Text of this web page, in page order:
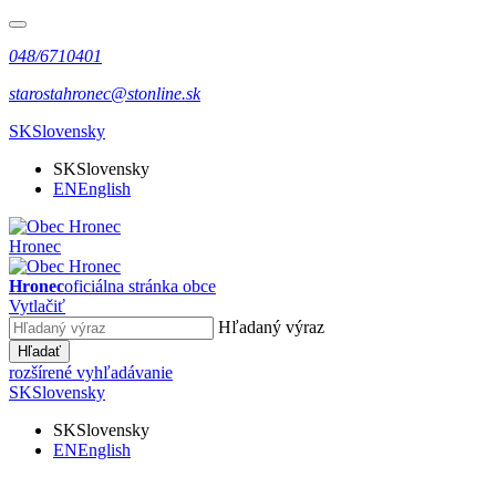
048/6710401
starostahronec@stonline.sk
SKSlovensky
SKSlovensky
ENEnglish
Hronec
Hronecoficiálna stránka obce
Vytlačiť
Hľadaný výraz
Hľadať
rozšírené vyhľadávanie
SKSlovensky
SKSlovensky
ENEnglish